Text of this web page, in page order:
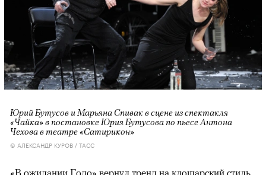
Юрий Бутусов и Марьяна Спивак в сцене из спектакля
«Чайка» в постановке Юрия Бутусова по пьесе Антона
Чехова в театре «Сатирикон»
© АЛЕКСАНДР КУРОВ / ТАСС
«В ожидании Годо» вернул тренд на клошарский стиль,